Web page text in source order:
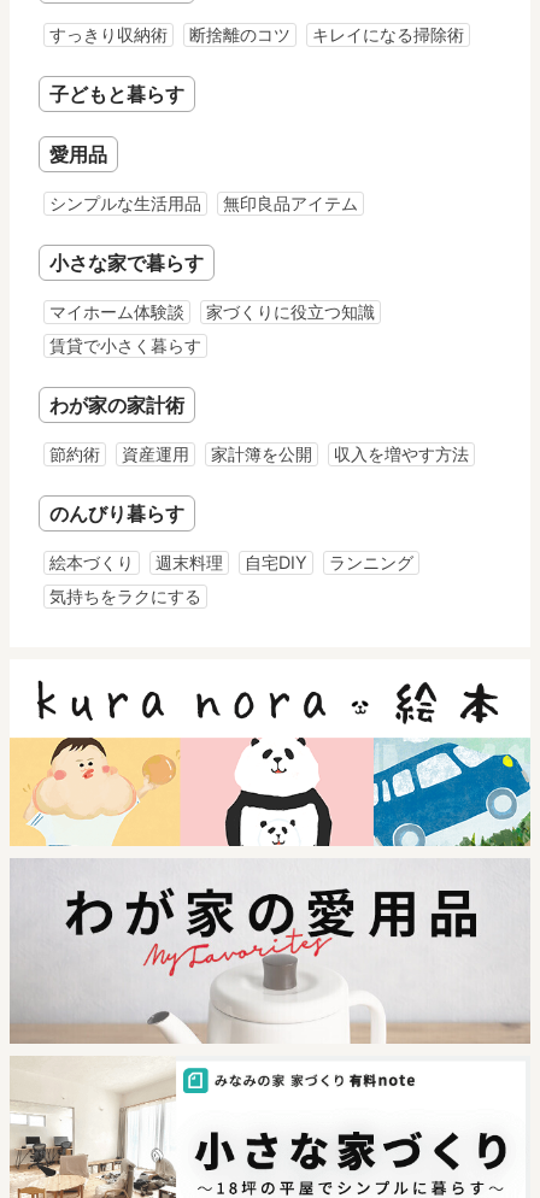
すっきり収納術 断捨離のコツ キレイになる掃除術
子どもと暮らす
愛用品
シンプルな生活用品 無印良品アイテム
小さな家で暮らす
マイホーム体験談
家づくりに役立つ知識
賃貸で小さく暮らす
わが家の家計術
節約術 資産運用 家計簿を公開 収入を増やす方法
のんびり暮らす
絵本づくり 週末料理 自宅DIY
ランニング
気持ちをラクにする